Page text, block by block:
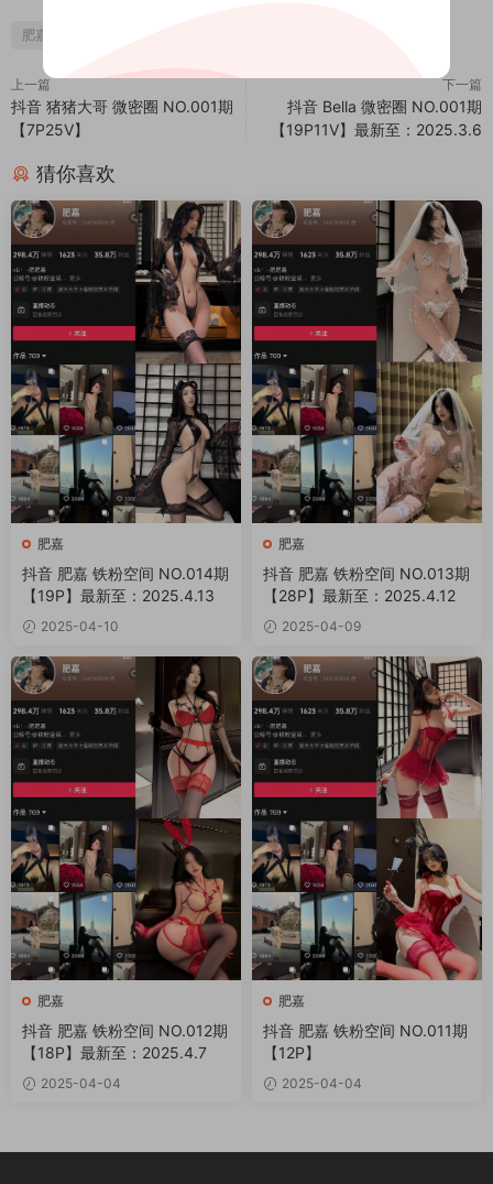
肥嘉
上一篇
抖音 猪猪大哥 微密圈 NO.001期
【7P25V】
下一篇
抖音 Bella 微密圈 NO.001期
【19P11V】最新至：2025.3.6
猜你喜欢
肥嘉
抖音 肥嘉 铁粉空间 NO.014期
【19P】最新至：2025.4.13
2025-04-10
肥嘉
抖音 肥嘉 铁粉空间 NO.013期
【28P】最新至：2025.4.12
2025-04-09
肥嘉
抖音 肥嘉 铁粉空间 NO.012期
【18P】最新至：2025.4.7
2025-04-04
肥嘉
抖音 肥嘉 铁粉空间 NO.011期
【12P】
2025-04-04